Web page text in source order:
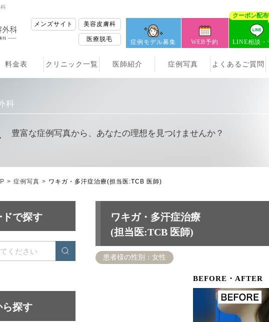
メンズサイト 美容皮膚科
医療脱毛 症例モデル募集 WEB予約
クーポン配布
LINE相談・
料金表 クリニック一覧 医師紹介 症例写真 よくあるご質問
科
豊富な症例写真から、 あなたの理想を見つけませんか？
> 症例写真 > ワキガ・多汗症治療(担当医:TCB 医師)
ドで探す
ら探す
ワキガ・多汗症治療
(担当医:TCB 医師)
患者様の性別：女性
BEFORE・AFTER